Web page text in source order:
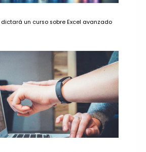
dictará un curso sobre Excel avanzado